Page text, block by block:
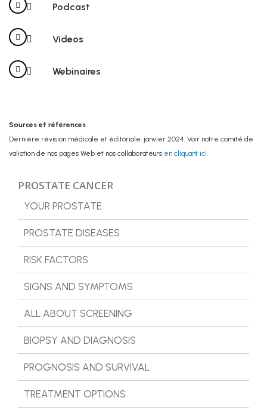
Podcast
Videos
Webinaires
Sources et références
Dernière révision médicale et éditoriale: janvier 2024. Voir notre comité de
valiation de nos pages Web et nos collaborateurs en cliquant ici.
PROSTATE CANCER
YOUR PROSTATE
PROSTATE DISEASES
RISK FACTORS
SIGNS AND SYMPTOMS
ALL ABOUT SCREENING
BIOPSY AND DIAGNOSIS
PROGNOSIS AND SURVIVAL
TREATMENT OPTIONS